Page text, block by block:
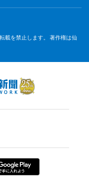
載を禁止します。 著作権は仙